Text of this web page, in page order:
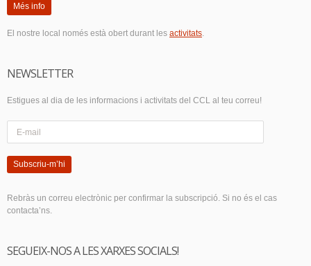
Més info
El nostre local només està obert durant les activitats
NEWSLETTER
Estigues al dia de les informacions i activitats del CCL al teu correu!
Subscriu-m’hi
Rebràs un correu electrònic per confirmar la subscripció. Si no és el cas
contacta’ns.
SEGUEIX-NOS A LES XARXES SOCIALS!